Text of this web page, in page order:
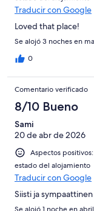
Horrible
Traducir con Google
Loved that place!
Se alojó 3 noches en
0
Comentario verificado
8/10 Bueno
Sami
20 de abr de 2026
Aspectos
estado del alojamiento
Traducir con Google
Siisti ja